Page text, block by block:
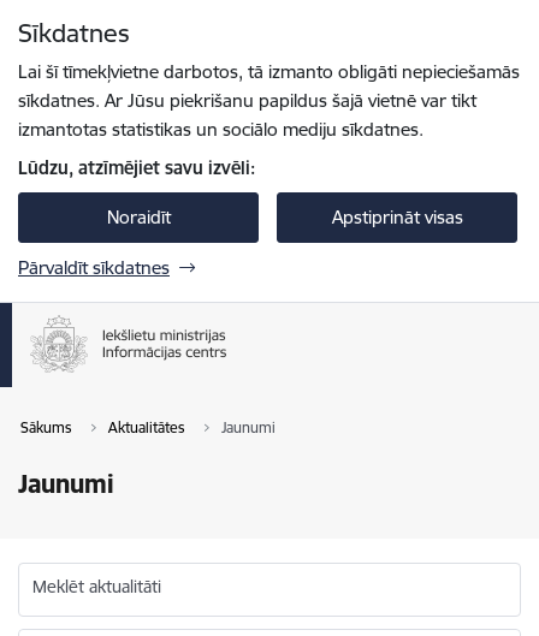
Sīkdatnes
Lai šī tīmekļvietne darbotos, tā izmanto obligāti nepieciešamās
sīkdatnes. Ar Jūsu piekrišanu papildus šajā vietnē var tikt
izmantotas statistikas un sociālo mediju sīkdatnes.
Lūdzu, atzīmējiet savu izvēli:
Noraidīt Apstiprināt visas
Pārvaldīt sīkdatnes
Sākums Aktualitātes Jaunumi
Jaunumi
Meklēt aktualitāti